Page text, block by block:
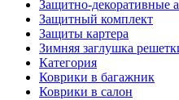
Защитно-декоративные
Защитный комплект
Защиты картера
Зимняя заглушка
Категория
Коврики в багажник
Коврики в салон